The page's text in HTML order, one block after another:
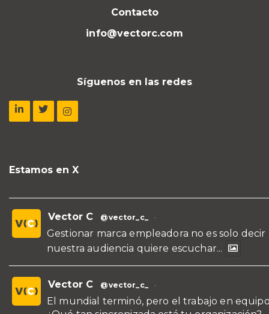
Contacto
info@vectorc.com
Síguenos en las redes
Estamos en X
Vector C @vector_c_ ·
Gestionar marca empleadora no es solo
nuestra audiencia quiere escuchar...
Vector C @vector_c_ ·
El mundial terminó, pero el trabajo en